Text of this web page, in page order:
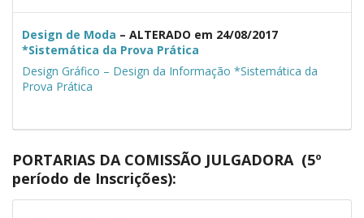
Design de Moda – ALTERADO em 24/08/2017
*Sistemática da Prova Prática
Design Gráfico – Design da Informação *Sistemática da
Prova Prática
PORTARIAS DA COMISSÃO JULGADORA (5º
período de Inscrições):